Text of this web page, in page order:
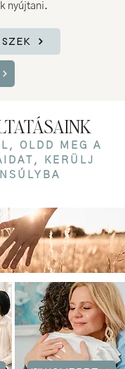
nyújtani.
OLDD MEG A
KERÜLJ